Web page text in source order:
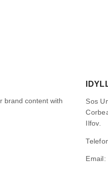
brand content with
Sos
Ilfov.
Email: